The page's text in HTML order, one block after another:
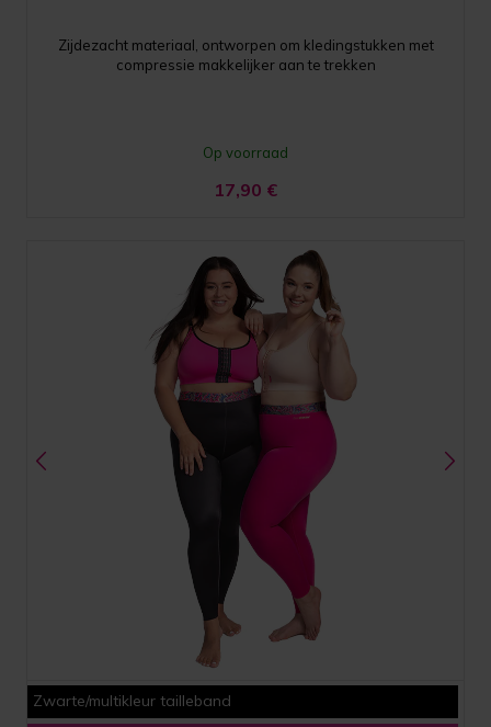
Zijdezacht materiaal, ontworpen om kledingstukken met
compressie makkelijker aan te trekken
Op voorraad
17,90 €
Zwarte/multikleur tailleband